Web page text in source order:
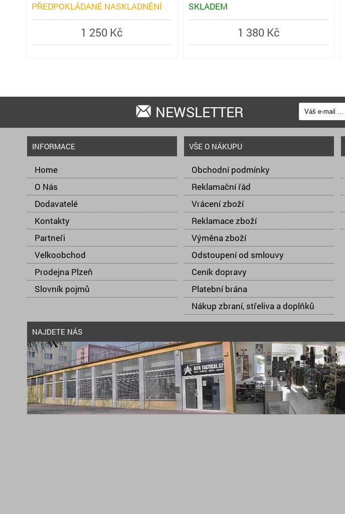
PŘEDPOKLÁDANÉ NASKLADNĚNÍ
1 250 Kč
SKLADEM
1 380 Kč
NEWSLETTER
INFORMACE
Home
O Nás
Dodavatelé
Kontakty
Partneři
Velkoobchod
Prodejna Plzeň
Slovník pojmů
VŠE O NÁKUPU
Obchodní podmínky
Reklamační řád
Vrácení zboží
Reklamace zboží
Výměna zboží
Odstoupení od smlouvy
Ceník dopravy
Platební brána
Nákup zbraní, střeliva a doplňků
NAJDETE NÁS